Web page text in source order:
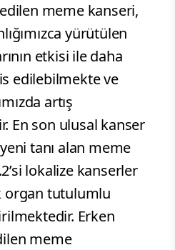
meme kanseri,
yürütülen
etkisi ile daha
edilebilmekte ve
artış
En son ulusal kanser
tanı alan meme
lokalize kanserler
organ tutulumlu
Erken
meme